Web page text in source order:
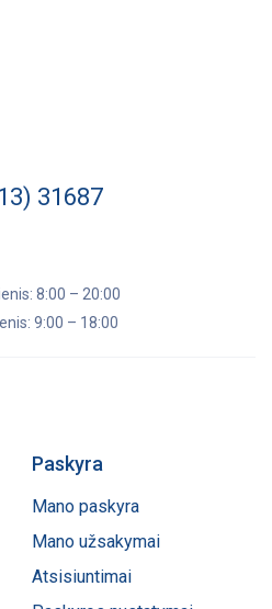
31687
8:00 – 20:00
9:00 – 18:00
Paskyra
Mano paskyra
Mano užsakymai
Atsisiuntimai